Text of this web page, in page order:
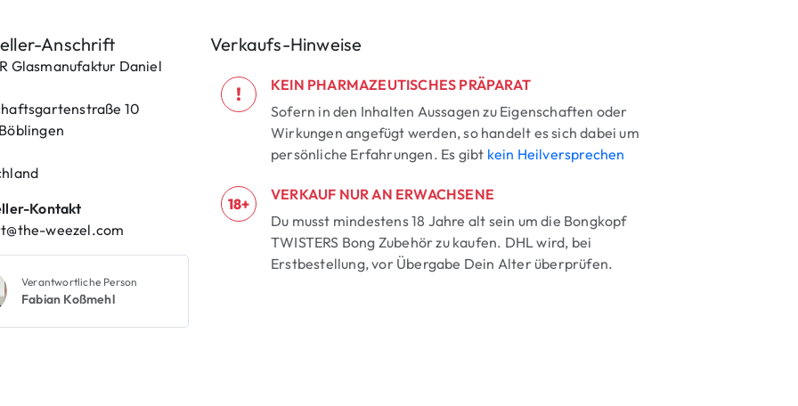
Anschrift
Glasmanufaktur Daniel
10
Kontakt
weezel.com
Verantwortliche Person
Fabian Koßmehl
Verkaufs-Hinweise
!
KEIN PHARMAZEUTISCHES PRÄPARAT
Sofern in den Inhalten Aussagen zu Eigenschaften oder
Wirkungen angefügt werden, so handelt es sich dabei um
persönliche Erfahrungen. Es gibt kein Heilversprechen
18+
VERKAUF NUR AN ERWACHSENE
Du musst mindestens 18 Jahre alt sein um die Bongkopf
TWISTERS Bong Zubehör zu kaufen. DHL wird, bei
Erstbestellung, vor Übergabe Dein Alter überprüfen.